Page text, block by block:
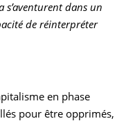
s’aventurent dans un
de réinterpréter
en phase
pour être opprimés,